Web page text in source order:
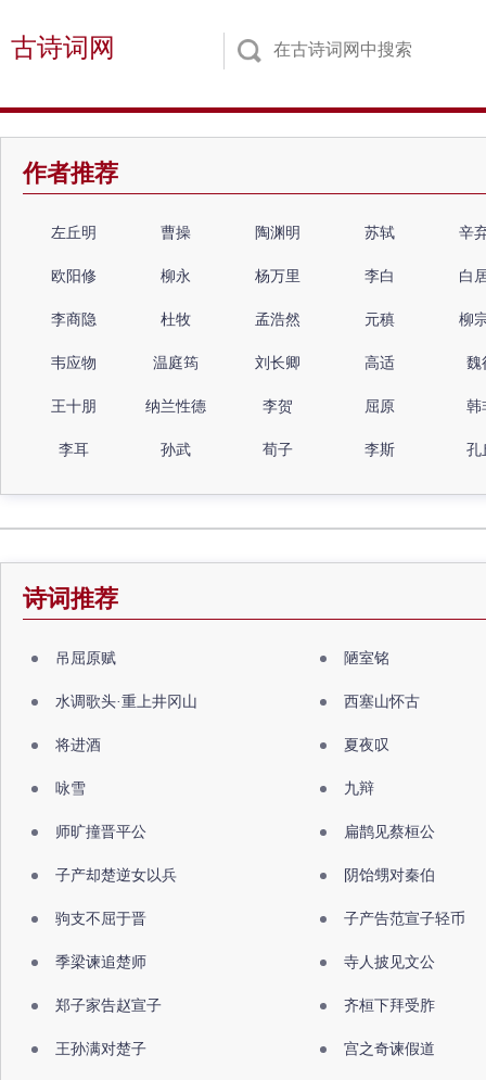
古诗词网
作者推荐
左丘明 曹操 陶渊明 苏轼 辛
欧阳修 柳永 杨万里 李白 白
李商隐 杜牧 孟浩然 元稹 柳
韦应物 温庭筠 刘长卿 高适 魏
王十朋 纳兰性德 李贺 屈原 韩
李耳 孙武 荀子 李斯 孔
诗词推荐
吊屈原赋 陋室铭
水调歌头·重上井冈山 西塞山怀古
将进酒 夏夜叹
咏雪 九辩
师旷撞晋平公 扁鹊见蔡桓公
子产却楚逆女以兵 阴饴甥对秦伯
驹支不屈于晋 子产告范宣子轻币
季梁谏追楚师 寺人披见文公
郑子家告赵宣子 齐桓下拜受胙
王孙满对楚子 宫之奇谏假道